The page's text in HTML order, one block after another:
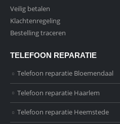
Veilig betalen
Klachtenregeling
Bestelling traceren
TELEFOON REPARATIE
Telefoon reparatie Bloemendaal
Telefoon reparatie Haarlem
Telefoon reparatie Heemstede